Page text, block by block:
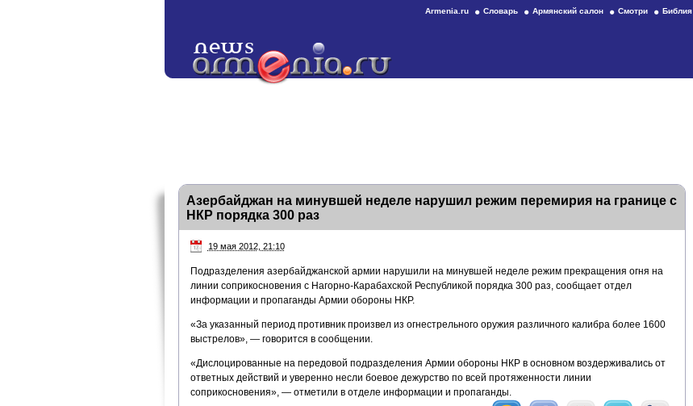
Armenia.ru Словарь Армянский салон Смотри Библия
Азербайджан на минувшей неделе нарушил режим перемирия на границе с
НКР порядка 300 раз
19 мая 2012, 21:10
Подразделения азербайджанской армии нарушили на минувшей неделе режим прекращения огня на
линии соприкосновения с Нагорно-Карабахской Республикой порядка 300 раз, сообщает отдел
информации и пропаганды Армии обороны НКР.
«За указанный период противник произвел из огнестрельного оружия различного калибра более 1600
выстрелов», — говорится в сообщении.
«Дислоцированные на передовой подразделения Армии обороны НКР в основном воздерживались от
ответных действий и уверенно несли боевое дежурство по всей протяженности линии
соприкосновения», — отметили в отделе информации и пропаганды.